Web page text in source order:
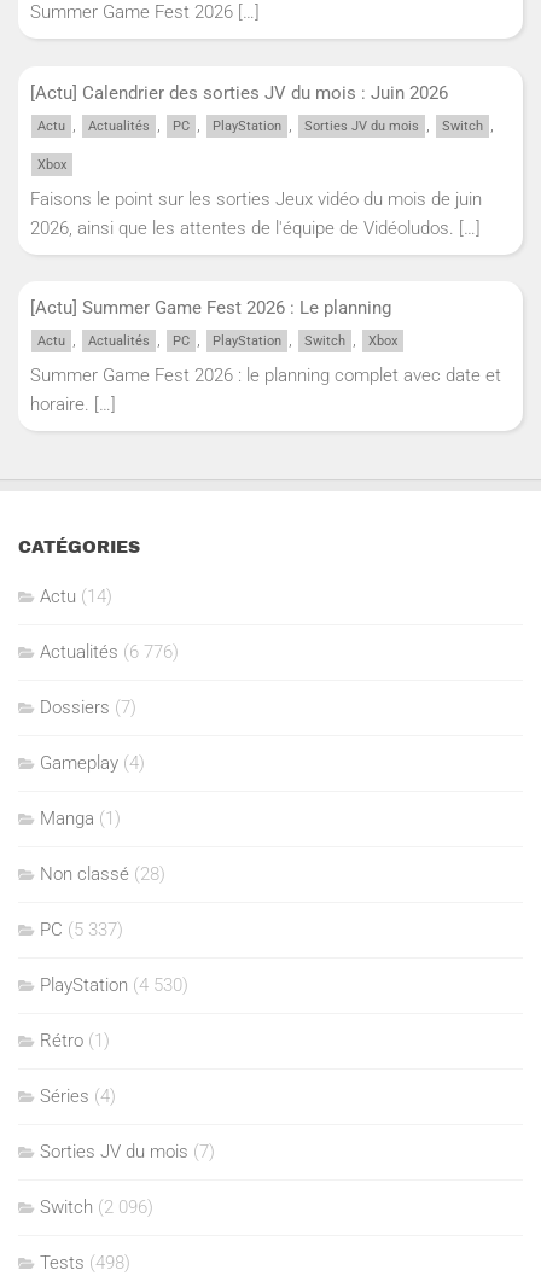
Summer Game Fest 2026 […]
[Actu] Calendrier des sorties JV du mois : Juin 2026
Actu , Actualités , PC , PlayStation , Sorties JV du mois , Switch ,
Xbox
Faisons le point sur les sorties Jeux vidéo du mois de juin
2026, ainsi que les attentes de l'équipe de Vidéoludos. […]
[Actu] Summer Game Fest 2026 : Le planning
Actu , Actualités , PC , PlayStation , Switch , Xbox
Summer Game Fest 2026 : le planning complet avec date et
horaire. […]
CATÉGORIES
Actu (14)
Actualités (6 776)
Dossiers (7)
Gameplay (4)
Manga (1)
Non classé (28)
PC (5 337)
PlayStation (4 530)
Rétro (1)
Séries (4)
Sorties JV du mois (7)
Switch (2 096)
Tests (498)